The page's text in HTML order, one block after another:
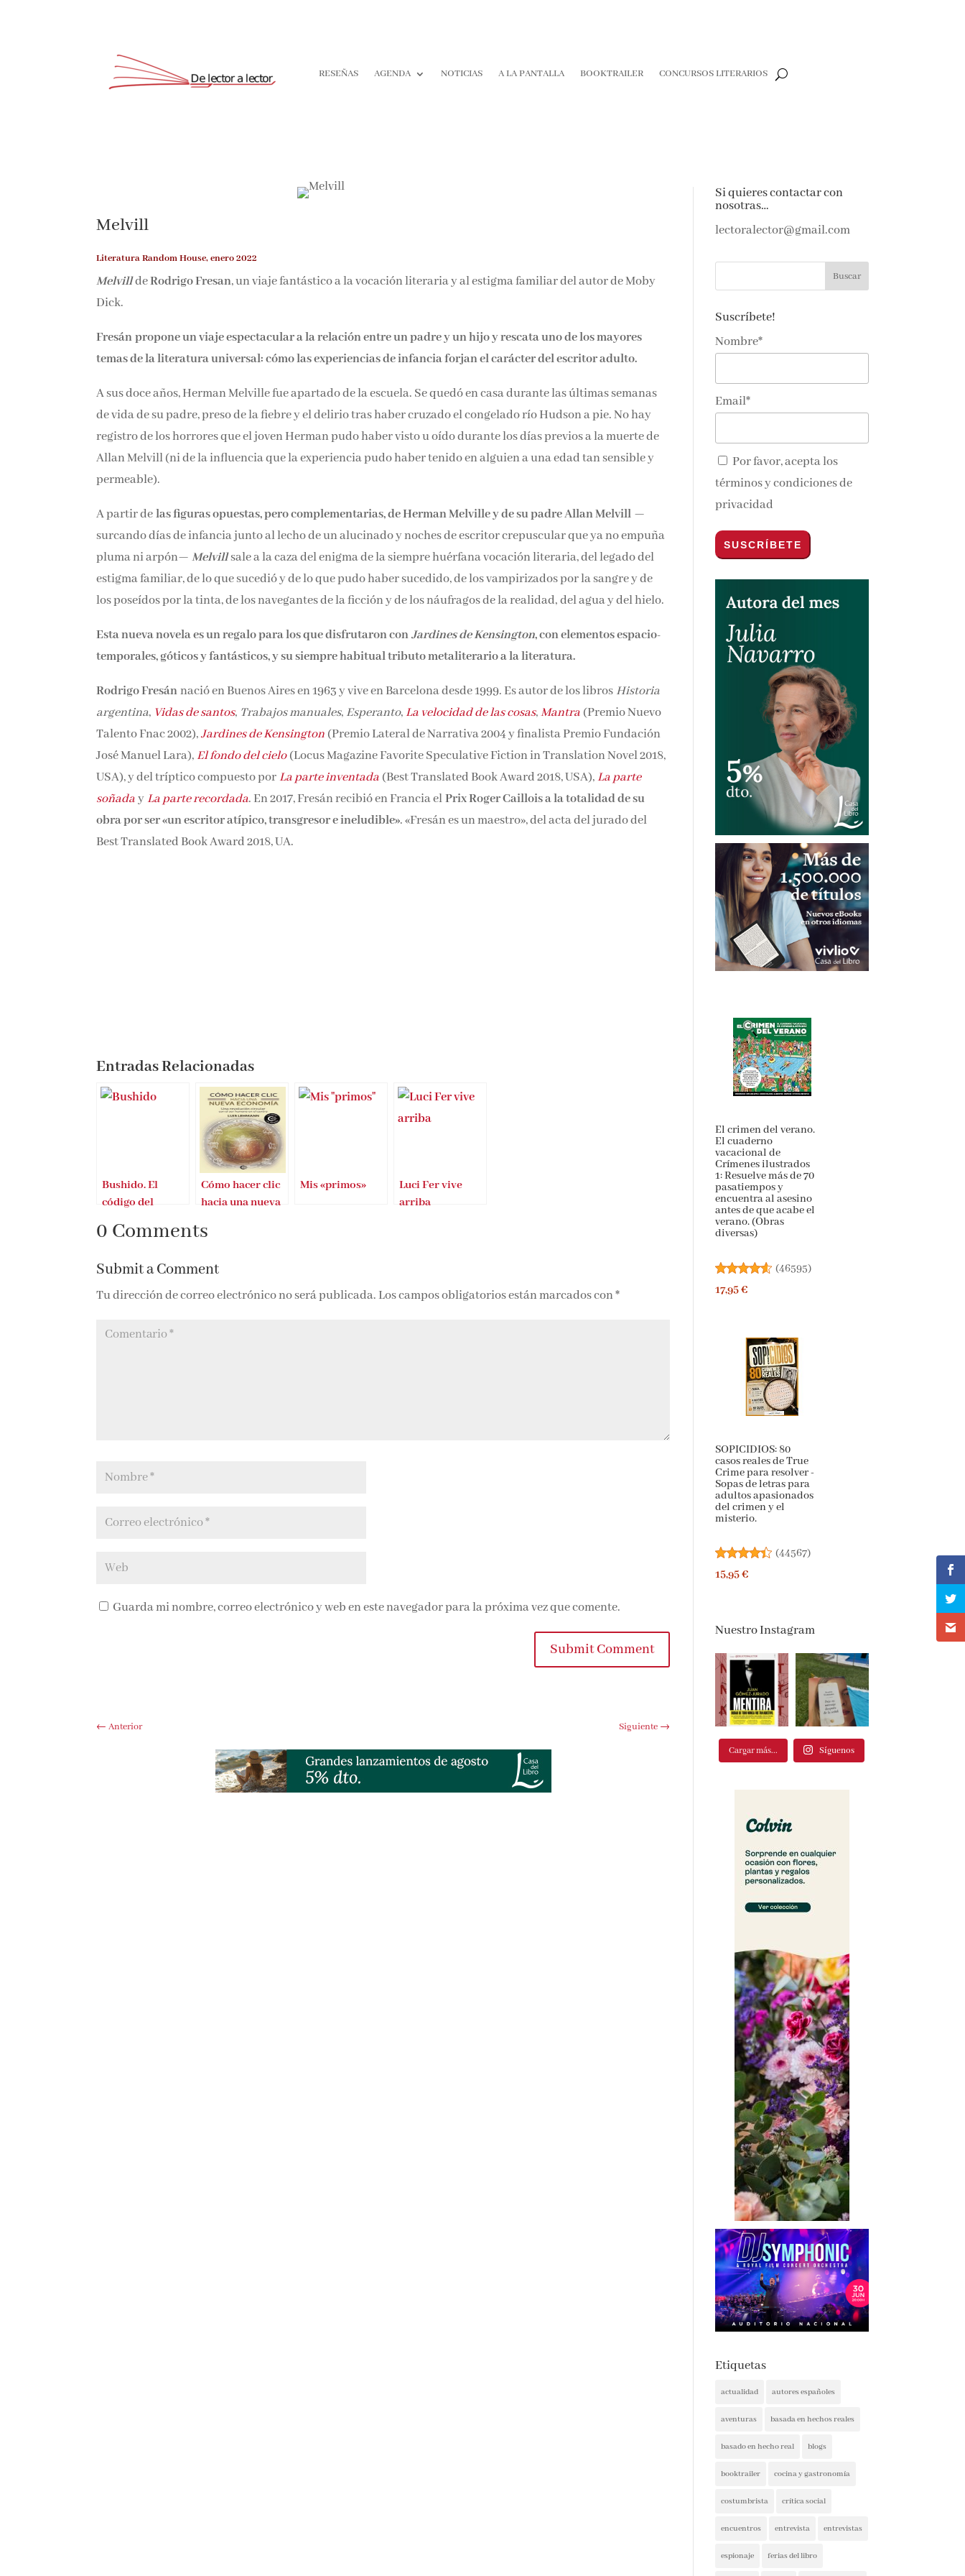
RESEÑAS AGENDA NOTICIAS A LA PANTALLA BOOKTRAILER CONCURSOS LITERARIOS
Melvill
Literatura Random House, enero 2022
MelvilldeRodrigo Fresan, un viaje fantástico a la vocación literaria y al estigma familiar del autor de Moby
Dick.
Fresán propone un viaje espectacular a la relación entre un padre y un hijo y rescata uno de los mayores
temas de la literatura universal: cómo las experiencias de infancia forjan el carácter del escritor adulto.
A sus doce años, Herman Melville fue apartado de la escuela. Se quedó en casa durante las últimas semanas
de vida de su padre, preso de la fiebre y el delirio tras haber cruzado el congelado río Hudson a pie. No hay
registro de los horrores que el joven Herman pudo haber visto u oído durante los días previos a la muerte de
Allan Melvill (ni de la influencia que la experiencia pudo haber tenido en alguien a una edad tan sensible y
permeable).
A partir delas figuras opuestas, pero complementarias, de Herman Melville y de su padre Allan Melvill —
surcando días de infancia junto al lecho de un alucinado y noches de escritor crepuscular que ya no empuña
pluma ni arpón—Melvillsale a la caza del enigma de la siempre huérfana vocación literaria, del legado del
estigma familiar, de lo que sucedió y de lo que pudo haber sucedido, de los vampirizados por la sangre y de
los poseídos por la tinta, de los navegantes de la ficción y de los náufragos de la realidad, del agua y del hielo.
Esta nueva novela es un regalo para los que disfrutaron conJardines de Kensington, con elementos espacio-
temporales, góticos y fantásticos, y su siempre habitual tributo metaliterario a la literatura.
Rodrigo Fresánnació en Buenos Aires en 1963 y vive en Barcelona desde 1999. Es autor de los libros Historia
argentina, Vidas de santos, Trabajos manuales, Esperanto,La velocidad de las cosas,Mantra (Premio Nuevo
Talento Fnac 2002),Jardines de Kensington (Premio Lateral de Narrativa 2004 y finalista Premio Fundación
José Manuel Lara),El fondo del cielo(Locus Magazine Favorite Speculative Fiction in Translation Novel 2018,
USA), y del tríptico compuesto porLa parte inventada (Best Translated Book Award 2018, USA),La parte
soñada yLa parte recordada. En 2017, Fresán recibió en Francia elPrix Roger Caillois a la totalidad de su
obra por ser «un escritor atípico, transgresor e ineludible». «Fresán es un maestro», del acta del jurado del
Best Translated Book Award 2018, UA.
Entradas Relacionadas
Bushido. El
código del
Cómo hacer clic
hacia una nueva
Mis «primos»
Luci Fer vive
arriba
0 Comments
Submit a Comment
Tu dirección de correo electrónico no será publicada. Los campos obligatorios están marcados con*
Guarda mi nombre, correo electrónico y web en este navegador para la próxima vez que comente.
Submit Comment
←Anterior Siguiente→
Si quieres contactar con
nosotras…
lectoralector@gmail.com
Suscríbete!
Nombre*
Email*
Por favor, acepta los
términos y condiciones de
privacidad
El crimen del verano.
El cuaderno
vacacional de
Crímenes ilustrados
1: Resuelve más de 70
pasatiempos y
encuentra al asesino
antes de que acabe el
verano. (Obras
diversas)
(46595)
17,95 €
SOPICIDIOS: 80
casos reales de True
Crime para resolver -
Sopas de letras para
adultos apasionados
del crimen y el
misterio.
(44567)
15,95 €
Nuestro Instagram
Cargar más... Síguenos
Etiquetas
actualidad autores españoles
aventuras basada en hechos reales
basado en hecho real blogs
booktrailer cocina y gastronomía
costumbrista crítica social
encuentros entrevista entrevistas
espionaje ferias del libro